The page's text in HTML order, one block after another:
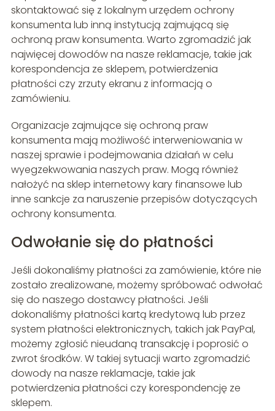
skontaktować się z lokalnym urzędem ochrony
konsumenta lub inną instytucją zajmującą się
ochroną praw konsumenta. Warto zgromadzić jak
najwięcej dowodów na nasze reklamacje, takie jak
korespondencja ze sklepem, potwierdzenia
płatności czy zrzuty ekranu z informacją o
zamówieniu.
Organizacje zajmujące się ochroną praw
konsumenta mają możliwość interweniowania w
naszej sprawie i podejmowania działań w celu
wyegzekwowania naszych praw. Mogą również
nałożyć na sklep internetowy kary finansowe lub
inne sankcje za naruszenie przepisów dotyczących
ochrony konsumenta.
Odwołanie się do płatności
Jeśli dokonaliśmy płatności za zamówienie, które nie
zostało zrealizowane, możemy spróbować odwołać
się do naszego dostawcy płatności. Jeśli
dokonaliśmy płatności kartą kredytową lub przez
system płatności elektronicznych, takich jak PayPal,
możemy zgłosić nieudaną transakcję i poprosić o
zwrot środków. W takiej sytuacji warto zgromadzić
dowody na nasze reklamacje, takie jak
potwierdzenia płatności czy korespondencję ze
sklepem.